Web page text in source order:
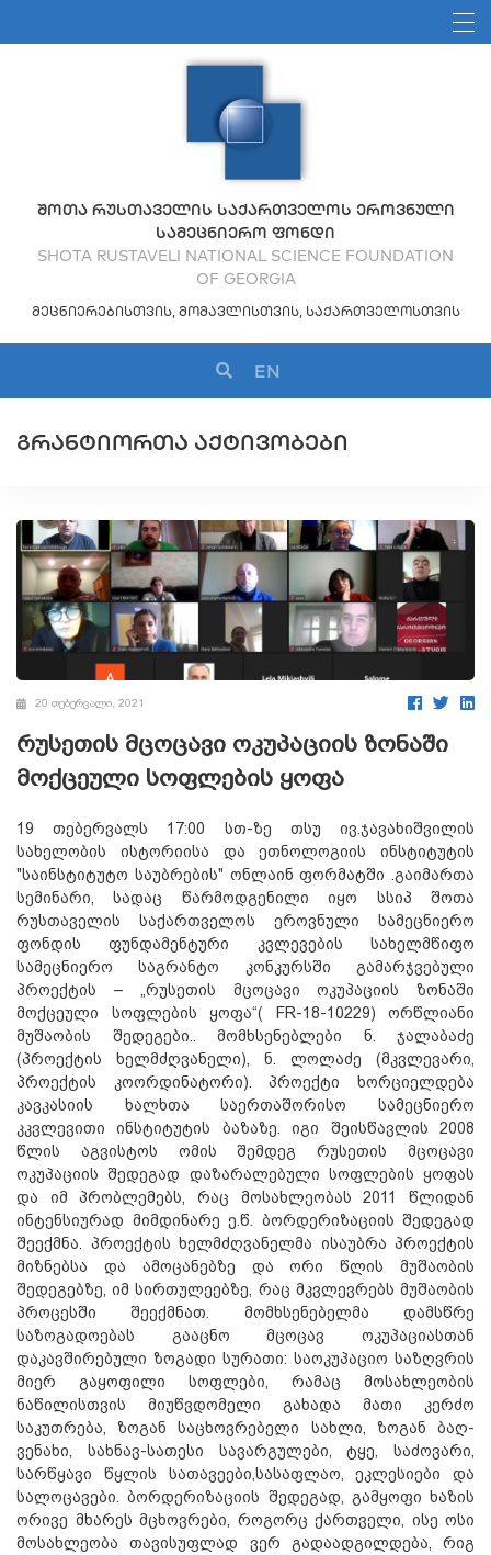
ᲨᲝᲗᲐ ᲠᲣᲡᲗᲐᲕᲔᲚᲘᲡ ᲡᲐᲥᲐᲠᲗᲕᲔᲚᲝᲡ ᲔᲠᲝᲕᲜᲣᲚᲘ
ᲡᲐᲛᲔᲪᲜᲘᲔᲠᲝ ᲤᲝᲜᲓᲘ
SHOTA RUSTAVELI NATIONAL SCIENCE FOUNDATION
OF GEORGIA
ᲛᲔᲪᲜᲘᲔᲠᲔᲑᲘᲡᲗᲕᲘᲡ, ᲛᲝᲛᲐᲕᲚᲘᲡᲗᲕᲘᲡ, ᲡᲐᲥᲐᲠᲗᲕᲔᲚᲝᲡᲗᲕᲘᲡ
EN
ᲒᲠᲐᲜᲢᲘᲝᲠᲗᲐ ᲐᲥᲢᲘᲕᲝᲑᲔᲑᲘ
20 თებერვალი, 2021
რუსეთის მცოცავი ოკუპაციის ზონაში
მოქცეული სოფლების ყოფა
19 თებერვალს 17:00 სთ-ზე თსუ ივ.ჯავახიშვილის
სახელობის ისტორიისა და ეთნოლოგიის ინსტიტუტის
"საინსტიტუტო საუბრების" ონლაინ ფორმატში .გაიმართა
სემინარი, სადაც წარმოდგენილი იყო სსიპ შოთა
რუსთაველის საქართველოს ეროვნული სამეცნიერო
ფონდის ფუნდამენტური კვლევების სახელმწიფო
სამეცნიერო საგრანტო კონკურსში გამარჯვებული
პროექტის – „რუსეთის მცოცავი ოკუპაციის ზონაში
მოქცეული სოფლების ყოფა“( FR-18-10229) ორწლიანი
მუშაობის შედეგები.. მომხსენებლები ნ. ჯალაბაძე
(პროექტის ხელმძღვანელი), ნ. ლოლაძე (მკვლევარი,
პროექტის კოორდინატორი). პროექტი ხორციელდება
კავკასიის ხალხთა საერთაშორისო სამეცნიერო
კკვლევითი ინსტიტუტის ბაზაზე. იგი შეისწავლის 2008
წლის აგვისტოს ომის შემდეგ რუსეთის მცოცავი
ოკუპაციის შედეგად დაზარალებული სოფლების ყოფას
და იმ პრობლემებს, რაც მოსახლეობას 2011 წლიდან
ინტენსიურად მიმდინარე ე.წ. ბორდერიზაციის შედეგად
შეექმნა. პროექტის ხელმძღვანელმა ისაუბრა პროექტის
მიზნებსა და ამოცანებზე და ორი წლის მუშაობის
შედეგებზე, იმ სირთულეებზე, რაც მკვლევრებს მუშაობის
პროცესში შეექმნათ. მომხსენებელმა დამსწრე
საზოგადოებას გააცნო მცოცავ ოკუპაციასთან
დაკავშირებული ზოგადი სურათი: საოკუპაციო საზღვრის
მიერ გაყოფილი სოფლები, რამაც მოსახლეობის
ნაწილისთვის მიუწვდომელი გახადა მათი კერძო
საკუთრება, ზოგან საცხოვრებელი სახლი, ზოგან ბაღ-
ვენახი, სახნავ-სათესი სავარგულები, ტყე, საძოვარი,
სარწყავი წყლის სათავეები,სასაფლაო, ეკლესიები და
სალოცავები. ბორდერიზაციის შედეგად, გამყოფი ხაზის
ორივე მხარეს მცხოვრები, როგორც ქართველი, ისე ოსი
მოსახლეობა თავისუფლად ვერ გადაადგილდება, რიგ